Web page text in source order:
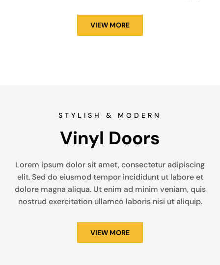
VIEW MORE
STYLISH & MODERN
Vinyl Doors
Lorem ipsum dolor sit amet, consectetur adipiscing
elit. Sed do eiusmod tempor incididunt ut labore et
dolore magna aliqua. Ut enim ad minim veniam, quis
nostrud exercitation ullamco laboris nisi ut aliquip.
VIEW MORE